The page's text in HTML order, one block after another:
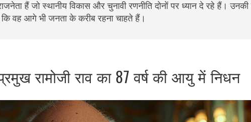
हैं जो स्थानीय विकास और चुनावी रणनीति दोनों पर ध्यान दे रहे हैं।
वह आगे भी जनता के करीब रहना चाहते हैं।
रामोजी राव का 87 वर्ष की आयु में निधन